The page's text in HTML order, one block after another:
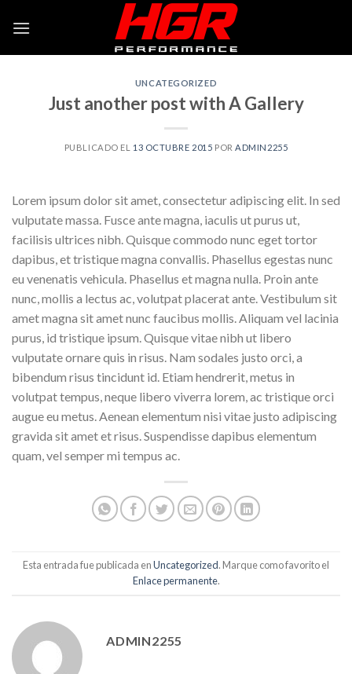
UNCATEGORIZED
Just another post with A Gallery
PUBLICADO EL 13 OCTUBRE 2015 POR ADMIN2255
Lorem ipsum dolor sit amet, consectetur adipiscing elit. In sed
vulputate massa. Fusce ante magna, iaculis ut purus ut,
facilisis ultrices nibh. Quisque commodo nunc eget tortor
dapibus, et tristique magna convallis. Phasellus egestas nunc
eu venenatis vehicula. Phasellus et magna nulla. Proin ante
nunc, mollis a lectus ac, volutpat placerat ante. Vestibulum sit
amet magna sit amet nunc faucibus mollis. Aliquam vel lacinia
purus, id tristique ipsum. Quisque vitae nibh ut libero
vulputate ornare quis in risus. Nam sodales justo orci, a
bibendum risus tincidunt id. Etiam hendrerit, metus in
volutpat tempus, neque libero viverra lorem, ac tristique orci
augue eu metus. Aenean elementum nisi vitae justo adipiscing
gravida sit amet et risus. Suspendisse dapibus elementum
quam, vel semper mi tempus ac.
Esta entrada fue publicada enUncategorized. Marque como favorito el
Enlace permanente.
ADMIN2255